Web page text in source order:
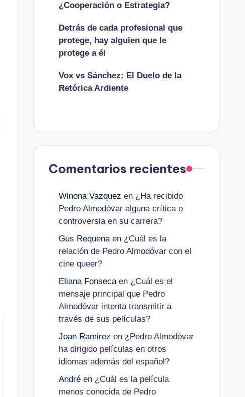
¿Cooperación o Estrategia?
Detrás de cada profesional que
protege, hay alguien que le
protege a él
Vox vs Sánchez: El Duelo de la
Retórica Ardiente
Comentarios recientes
Winona Vazquez en ¿Ha recibido
Pedro Almodóvar alguna crítica o
controversia en su carrera?
Gus Requenaen ¿Cuál es la
relación de Pedro Almodóvar con el
cine queer?
Eliana Fonsecaen ¿Cuál es el
mensaje principal que Pedro
Almodóvar intenta transmitir a
través de sus películas?
Joan Ramirez en ¿Pedro Almodóvar
ha dirigido películas en otros
idiomas además del español?
Andréen ¿Cuál es la película
menos conocida de Pedro